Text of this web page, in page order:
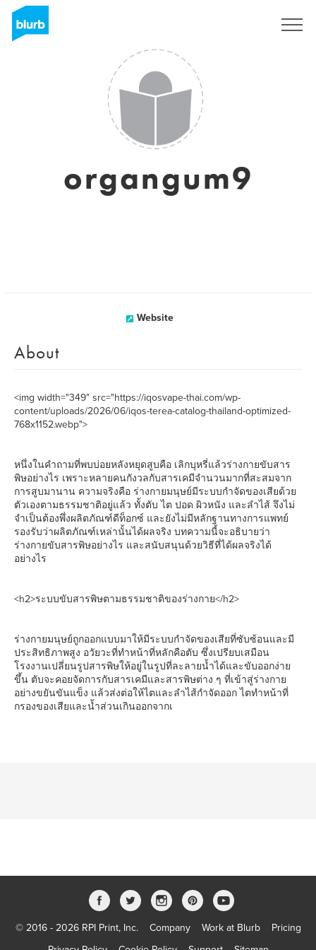
organgum9
Website
About
<img width="349" src="https://iqosvape-thai.com/wp-
content/uploads/2026/06/iqos-terea-catalog-thailand-optimized-
768x1152.webp">
หนึ่งในคำถามที่พบบ่อยหลังหยุดสูบคือ เลิกบุหรี่แล้วร่างกายขับสาร
พิษอย่างไร เพราะหลายคนกังวลกับสารเคมีจำนวนมากที่สะสมจาก
การสูบมานาน ความจริงคือ ร่างกายมนุษย์มีระบบกำจัดของเสียด้วย
ตัวเองตามธรรมชาติอยู่แล้ว ทั้งตับ ไต ปอด ผิวหนัง และลำไส้ จึงไม่
จำเป็นต้องพึ่งผลิตภัณฑ์ดีท็อกซ์ และยังไม่มีหลักฐานทางการแพทย์
รองรับว่าผลิตภัณฑ์เหล่านั้นได้ผลจริง บทความนี้จะอธิบายว่า
ร่างกายขับสารพิษอย่างไร และสนับสนุนด้วยวิธีที่ได้ผลจริงได้
อย่างไร
<h2>ระบบขับสารพิษตามธรรมชาติของร่างกาย</h2>
ร่างกายมนุษย์ถูกออกแบบมาให้มีระบบกำจัดของเสียที่ซับซ้อนและมี
ประสิทธิภาพสูง อวัยวะที่ทำหน้าที่หลักคือตับ ซึ่งเปรียบเสมือน
โรงงานเปลี่ยนรูปสารพิษให้อยู่ในรูปที่ละลายน้ำได้และขับออกง่าย
ขึ้น ตับจะคอยจัดการกับสารเคมีและสารพิษต่าง ๆ ที่เข้าสู่ร่างกาย
อย่างขยันขันแข็ง แล้วส่งต่อให้ไตและลำไส้กำจัดออก ไตทำหน้าที่
กรองของเสียและน้ำส่วนเกินออกจากเ
© 2016 - 2026 RPI Print, Inc. Company Work at Blurb
Pricing